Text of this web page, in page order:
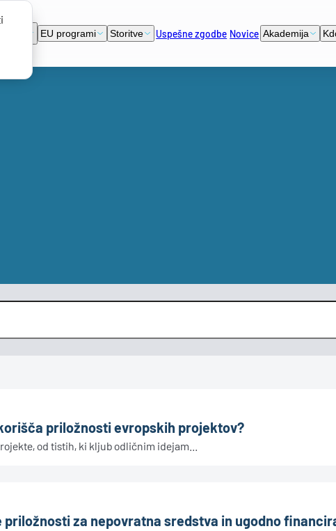
EU programi Storitve Uspešne zgodbe Novice Akademija
priložnosti evropskih projektov?
od tistih, ki kljub odličnim idejam...
priložnosti za nepovratna sredstva in ugodno